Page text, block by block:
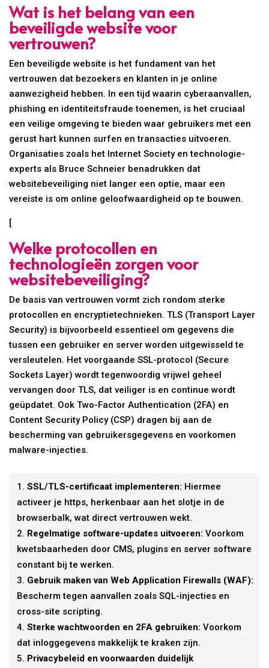
Wat is het belang van een
beveiligde website voor
vertrouwen?
Een beveiligde website is het fundament van het
vertrouwen dat bezoekers en klanten in je online
aanwezigheid hebben. In een tijd waarin cyberaanvallen,
phishing en identiteitsfraude toenemen, is het cruciaal
een veilige omgeving te bieden waar gebruikers met een
gerust hart kunnen surfen en transacties uitvoeren.
Organisaties zoals het Internet Society en technologie-
experts als Bruce Schneier benadrukken dat
websitebeveiliging niet langer een optie, maar een
vereiste is om online geloofwaardigheid op te bouwen.
[
Welke protocollen en
technologieën zorgen voor
websitebeveiliging?
De basis van vertrouwen vormt zich rondom sterke
protocollen en encryptietechnieken. TLS (Transport Layer
Security) is bijvoorbeeld essentieel om gegevens die
tussen een gebruiker en server worden uitgewisseld te
versleutelen. Het voorgaande SSL-protocol (Secure
Sockets Layer) wordt tegenwoordig vrijwel geheel
vervangen door TLS, dat veiliger is en continue wordt
geüpdatet. Ook Two-Factor Authentication (2FA) en
Content Security Policy (CSP) dragen bij aan de
bescherming van gebruikersgegevens en voorkomen
malware-injecties.
SSL/TLS-certificaat implementeren: Hiermee
activeer je https, herkenbaar aan het slotje in de
browserbalk, wat direct vertrouwen wekt.
Regelmatige software-updates uitvoeren: Voorkom
kwetsbaarheden door CMS, plugins en server software
constant bij te werken.
Gebruik maken van Web Application Firewalls (WAF):
Bescherm tegen aanvallen zoals SQL-injecties en
cross-site scripting.
Sterke wachtwoorden en 2FA gebruiken: Voorkom
dat inloggegevens makkelijk te kraken zijn.
Privacybeleid en voorwaarden duidelijk